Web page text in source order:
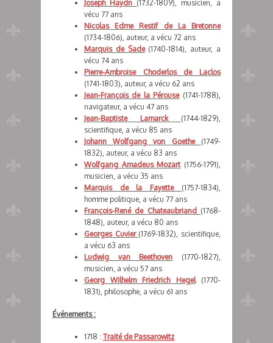
Joseph Haydn (1732-1809), musicien, a
vécu 77 ans
Nicolas Edme Restif de La Bretonne
(1734-1806), auteur, a vécu 72 ans
Marquis de Sade(1740-1814), auteur, a
vécu 74 ans
Pierre-Ambroise Choderlos de Laclos
(1741-1803), auteur, a vécu 62 ans
Jean-François de la Pérouse(1741-1788),
navigateur, a vécu 47 ans
Jean-Baptiste Lamarck (1744-1829),
scientifique, a vécu 85 ans
Johann Wolfgang von Goethe (1749-
1832), auteur, a vécu 83 ans
Wolfgang Amadeus Mozart(1756-1791),
musicien, a vécu 35 ans
Marquis de la Fayette (1757-1834),
homme politique, a vécu 77 ans
François-René de Chateaubriand (1768-
1848), auteur, a vécu 80 ans
Georges Cuvier (1769-1832), scientifique,
a vécu 63 ans
Ludwig van Beethoven (1770-1827),
musicien, a vécu 57 ans
Georg Wilhelm Friedrich Hegel(1770-
1831), philosophe, a vécu 61 ans
Événements :
1718 : Traité de Passarowitz